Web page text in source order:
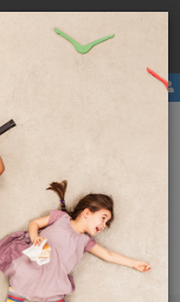
višji ceni zaradi
Meni